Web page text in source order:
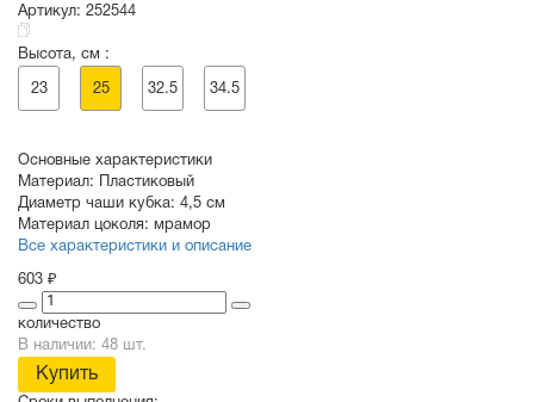
Артикул: 252544
Высота, см :
23 25 32.5 34.5
Основные характеристики
Материал: Пластиковый
Диаметр чаши кубка: 4,5 см
Материал цоколя: мрамор
Все характеристики и описание
603 ₽
количество
В наличии: 48 шт.
Купить